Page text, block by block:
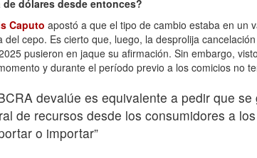
dólares desde entonces?
Caputo apostó a que el tipo de cambio estaba en un
del cepo. Es cierto que, luego, la desprolija
pusieron en jaque su afirmación. Sin embargo,
y durante el período previo a los comicios no
devalúe es equivalente a pedir que
de recursos desde los consumidores a
o importar”